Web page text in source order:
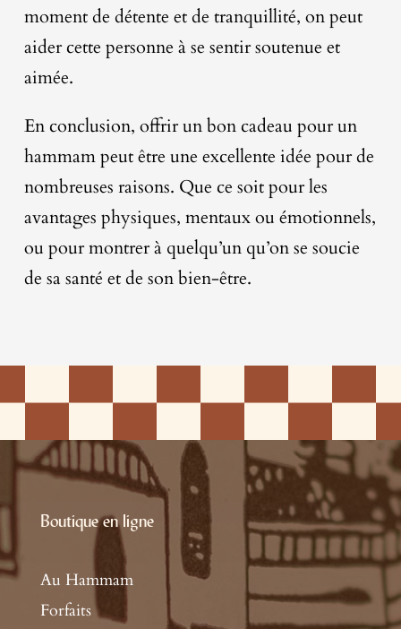
moment de détente et de tranquillité, on peut
aider cette personne à se sentir soutenue et
aimée.
En conclusion, offrir un bon cadeau pour un
hammam peut être une excellente idée pour de
nombreuses raisons. Que ce soit pour les
avantages physiques, mentaux ou émotionnels,
ou pour montrer à quelqu’un qu’on se soucie
de sa santé et de son bien-être.
Boutique en ligne
Au Hammam
Forfaits